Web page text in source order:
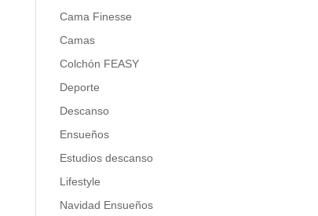
Cama Finesse
Camas
Colchón FEASY
Deporte
Descanso
Ensueños
Estudios descanso
Lifestyle
Navidad Ensueños